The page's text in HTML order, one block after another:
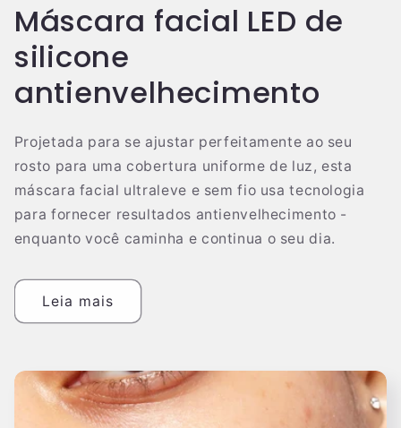
Máscara facial LED de
silicone
antienvelhecimento
Projetada para se ajustar perfeitamente ao seu
rosto para uma cobertura uniforme de luz, esta
máscara facial ultraleve e sem fio usa tecnologia
para fornecer resultados antienvelhecimento -
enquanto você caminha e continua o seu dia.
Leia mais